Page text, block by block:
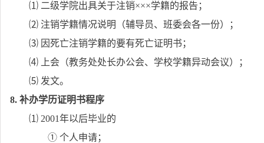
⑴ 二级学院出具关于注销×××学籍的报告；
⑵ 注销学籍情况说明（辅导员、班委会各一份）；
⑶ 因死亡注销学籍的要有死亡证明书；
⑷ 上会（教务处处长办公会、学校学籍异动会议）；
⑸ 发文。
8. 补办学历证明书程序
⑴ 2001年以后毕业的
① 个人申请；